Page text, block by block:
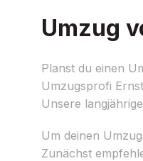
Umzug
Planst du einen
Umzugsprofi
Unsere
Um deinen
Zunächst